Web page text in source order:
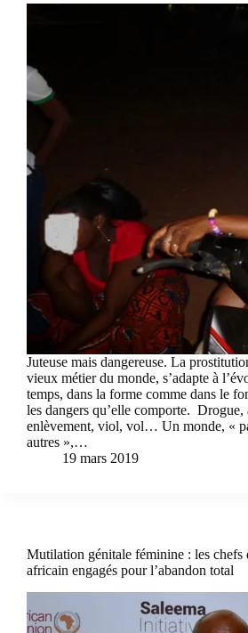
Juteuse mais dangereuse. La
vieux métier du monde, s’adapte à
temps, dans la forme comme dans le
les dangers qu’elle comporte. Drogue,
enlèvement, viol, vol… Un monde, «
autres »,…
19 mars 2019
Mutilation génitale féminine : les chefs
africain engagés pour l’abandon total